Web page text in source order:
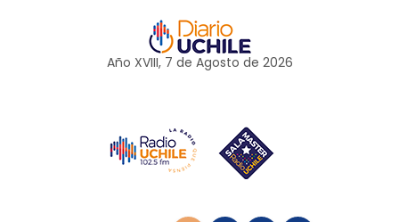
Año XVIII, 7 de Agosto de 2026